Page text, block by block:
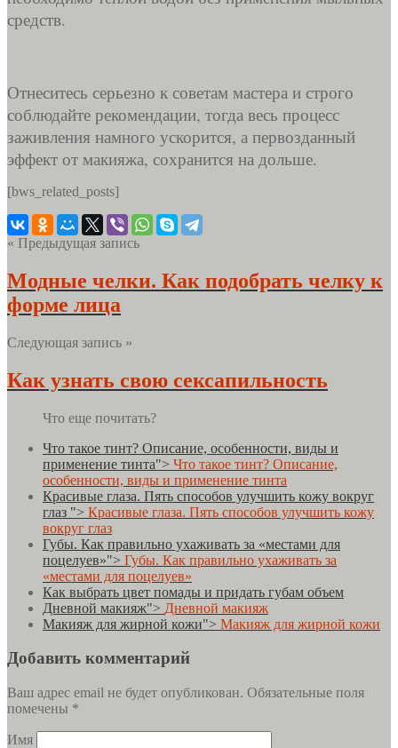
средств.
Отнеситесь серьезно к советам мастера и строго
соблюдайте рекомендации, тогда весь процесс
заживления намного ускорится, а первозданный
эффект от макияжа, сохранится на дольше.
[bws_related_posts]
« Предыдущая запись
Модные челки. Как подобрать челку к
форме лица
Следующая запись »
Как узнать свою сексапильность
Что еще почитать?
Что такое тинт? Описание, особенности, виды и
применение тинта"> Что такое тинт? Описание,
особенности, виды и применение тинта
Красивые глаза. Пять способов улучшить кожу вокруг
глаз "> Красивые глаза. Пять способов улучшить кожу
вокруг глаз
Губы. Как правильно ухаживать за «местами для
поцелуев»"> Губы. Как правильно ухаживать за
«местами для поцелуев»
Как выбрать цвет помады и придать губам объем
Дневной макияж"> Дневной макияж
Макияж для жирной кожи"> Макияж для жирной кожи
Добавить комментарий
Ваш адрес email не будет опубликован. Обязательные поля
помечены *
Имя